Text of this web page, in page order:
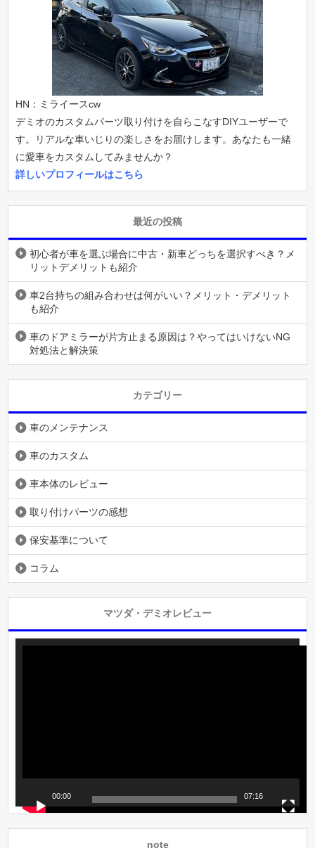
HN：ミライースcw
デミオのカスタムパーツ取り付けを自らこなすDIYユーザーで
す。リアルな車いじりの楽しさをお届けします。あなたも一緒
に愛車をカスタムしてみませんか？
詳しいプロフィールはこちら
最近の投稿
初心者が車を選ぶ場合に中古・新車どっちを選択すべき？メ
リットデメリットも紹介
車2台持ちの組み合わせは何がいい？メリット・デメリット
も紹介
車のドアミラーが片方止まる原因は？やってはいけないNG
対処法と解決策
カテゴリー
車のメンテナンス
車のカスタム
車本体のレビュー
取り付けパーツの感想
保安基準について
コラム
マツダ・デミオレビュー
動
00:00 07:16
note